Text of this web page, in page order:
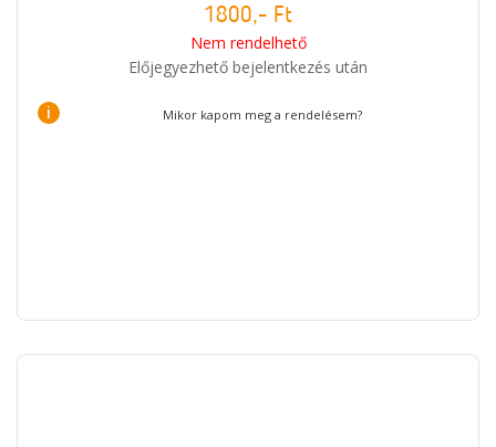
1800,- Ft
Nem rendelhető
Előjegyezhető bejelentkezés után
i Mikor kapom meg a rendelésem?